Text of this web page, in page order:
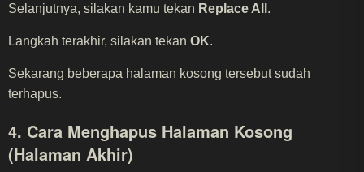
Selanjutnya, silakan kamu tekan Replace All .
Langkah terakhir, silakan tekan OK.
Sekarang beberapa halaman kosong tersebut sudah
terhapus.
4. Cara Menghapus Halaman Kosong
(Halaman Akhir)